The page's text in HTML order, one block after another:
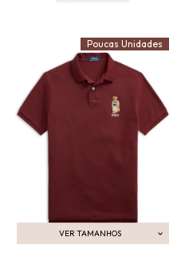
VER TAMANHOS
ADICIONAR AO CARRINHO
Poucas Unidades